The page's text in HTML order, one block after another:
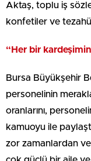
Aktaş, toplu iş
konfetiler ve
“Her bir kardeşimin
Bursa Büyükşehir
personelinin
oranlarını,
kamuoyu ile
zor zamanlardan ve